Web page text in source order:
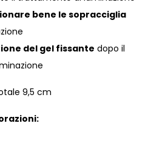
bene le sopracciglia
del gel fissante dopo il
9,5 cm